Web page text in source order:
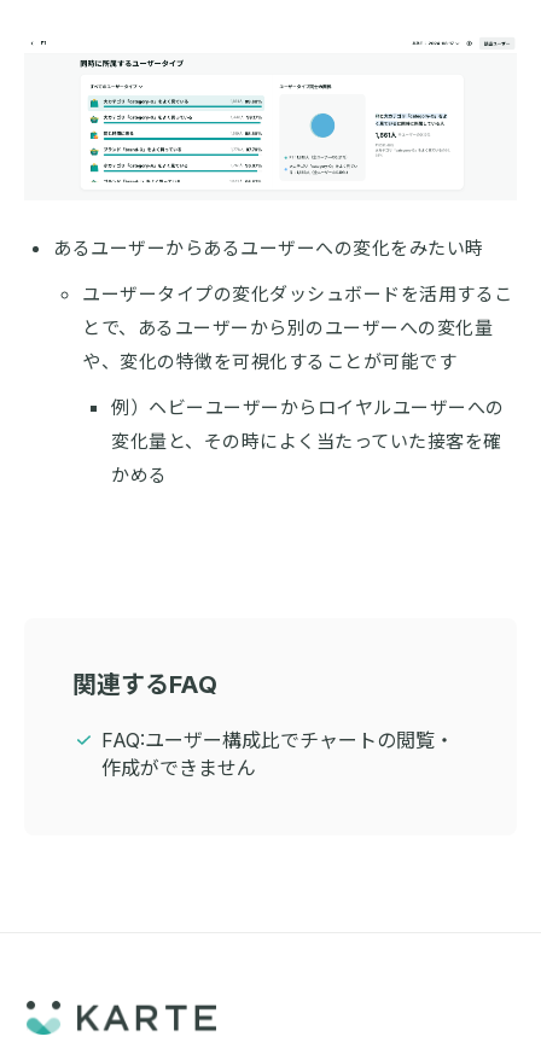
あるユーザーからあるユーザーへの変化をみたい時
ユーザータイプの変化ダッシュボードを活用するこ
とで、あるユーザーから別のユーザーへの変化量
や、変化の特徴を可視化することが可能です
例）ヘビーユーザーからロイヤルユーザーへの
変化量と、その時によく当たっていた接客を確
かめる
関連するFAQ
FAQ:ユーザー構成比でチャートの閲覧・
作成ができません